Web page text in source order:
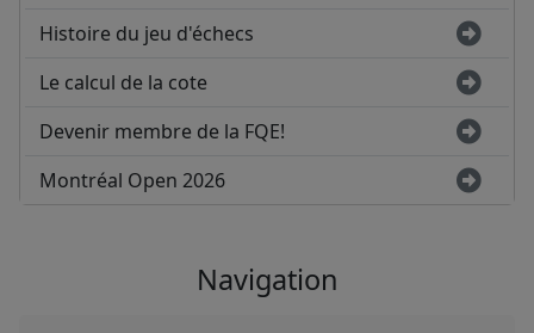
Histoire du jeu d'échecs
Le calcul de la cote
Devenir membre de la FQE!
Montréal Open 2026
Navigation